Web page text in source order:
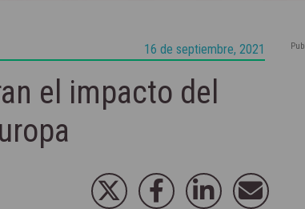
16 de septiembre, 2021
el impacto del